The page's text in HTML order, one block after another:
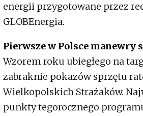
energii przygotowane przez
GLOBEnergia.
Pierwsze w Polsce manewry
Wzorem roku ubiegłego na
zabraknie pokazów sprzętu
Wielkopolskich Strażaków.
punkty tegorocznego